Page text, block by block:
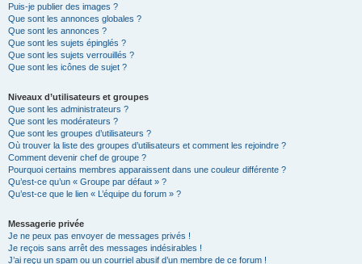
Puis-je publier des images ?
Que sont les annonces globales ?
Que sont les annonces ?
Que sont les sujets épinglés ?
Que sont les sujets verrouillés ?
Que sont les icônes de sujet ?
Niveaux d’utilisateurs et groupes
Que sont les administrateurs ?
Que sont les modérateurs ?
Que sont les groupes d’utilisateurs ?
Où trouver la liste des groupes d’utilisateurs et comment les rejoindre ?
Comment devenir chef de groupe ?
Pourquoi certains membres apparaissent dans une couleur différente ?
Qu’est-ce qu’un « Groupe par défaut » ?
Qu’est-ce que le lien « L’équipe du forum » ?
Messagerie privée
Je ne peux pas envoyer de messages privés !
Je reçois sans arrêt des messages indésirables !
J’ai reçu un spam ou un courriel abusif d’un membre de ce forum !